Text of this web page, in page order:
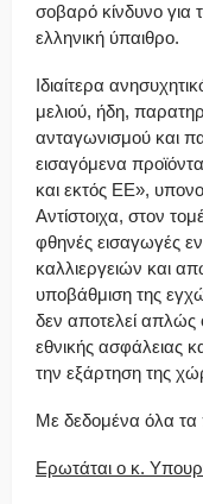
σοβαρό κίνδυνο
ελληνική ύπαιθρο.
Ιδιαίτερα
μελιού, ήδη,
ανταγωνισμού και
εισαγόμενα
και εκτός ΕΕ»,
Αντίστοιχα, στον
φθηνές εισαγωγές
καλλιεργειών και
υποβάθμιση της
δεν αποτελεί απλώς
εθνικής ασφάλειας
την εξάρτηση της
Με δεδομένα όλα
Ερωτάται ο κ.